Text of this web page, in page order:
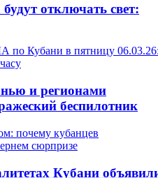
отключать свет:
и регионами
беспилотник
Кубани